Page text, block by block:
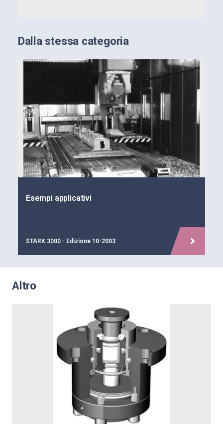
Dalla stessa categoria
Esempi applicativi
STARK 3000 - Edizione 10-2003
Altro